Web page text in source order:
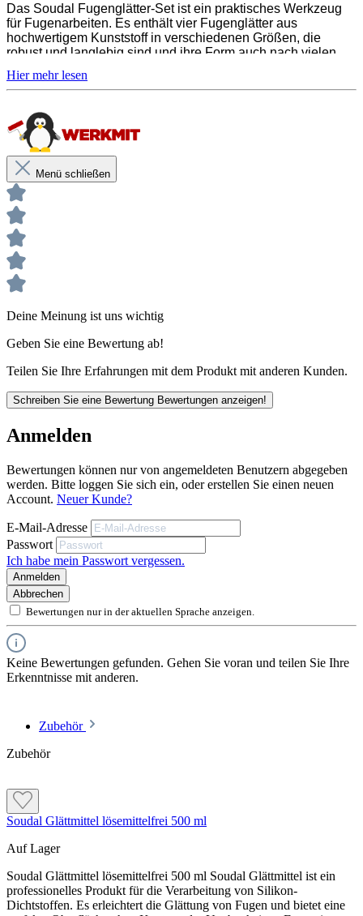
Produktanwendung
Fugenverarbeitung an Fenster- und Türumrandungen
Glätten von Kanten und Ecken
Das Soudal Fugenglätter-Set ist ein praktisches Werkzeug
für Fugenarbeiten. Es enthält vier Fugenglätter aus
hochwertigem Kunststoff in verschiedenen Größen, die
robust und langlebig sind und ihre Form auch nach vielen
bietet präzise Anwendung und ermöglicht eine perfekte
Fugenglätter-Set kannst du professionelle Ergebnisse
erzielen.
Produktbeschreibung
Vier verschiedene Größen für unterschiedliche Anwendungen
Ergonomisches Design für einfache Handhabung
Leicht zu reinigen und langlebig
Robuster Kunststoff
Menü schließen
Deine Meinung ist uns wichtig
Geben Sie eine Bewertung ab!
Teilen Sie Ihre Erfahrungen mit dem Produkt mit anderen Kunden.
Schreiben Sie eine Bewertung Bewertungen anzeigen!
Anmelden
Bewertungen können nur von angemeldeten Benutzern abgegeben
werden. Bitte loggen Sie sich ein, oder erstellen Sie einen neuen
Account. Neuer Kunde?
E-Mail-Adresse
Passwort
Ich habe mein Passwort vergessen.
Anmelden
Abbrechen
Bewertungen nur in der aktuellen Sprache anzeigen.
Keine Bewertungen gefunden. Gehen Sie voran und teilen Sie Ihre
Erkenntnisse mit anderen.
Zubehör
Zubehör
Soudal Glättmittel lösemittelfrei 500 ml
Auf Lager
Soudal Glättmittel lösemittelfrei 500 ml Soudal Glättmittel ist ein
professionelles Produkt für die Verarbeitung von Silikon-
Dichtstoffen. Es erleichtert die Glättung von Fugen und bietet eine